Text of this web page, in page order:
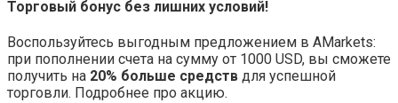
Торговый бонус без лишних условий!
Воспользуйтесь выгодным предложением в AMarkets:
при пополнении счета на сумму от 1000 USD, вы сможете
получить на 20% больше средств для успешной
торговли. Подробнее про акцию.